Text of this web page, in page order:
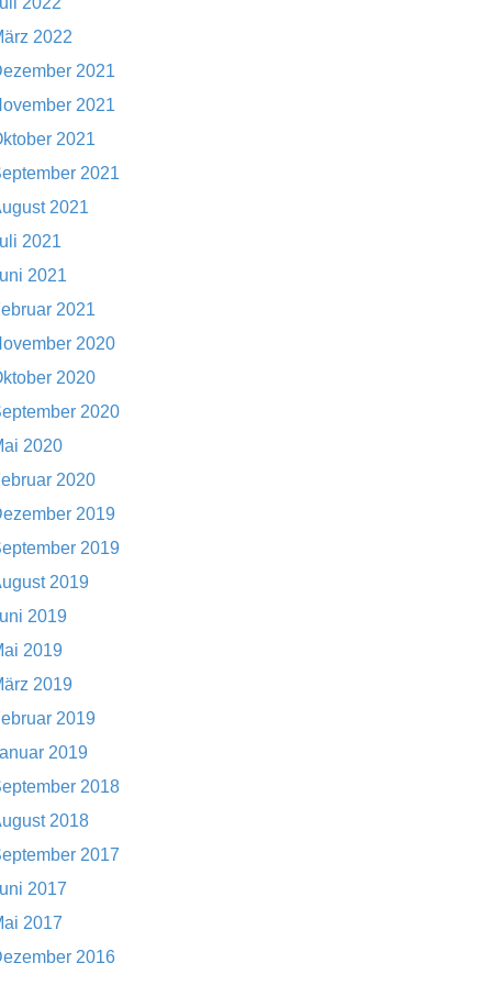
2022
2021
2021
2021
2021
2021
2021
2021
2021
2020
2020
2020
2020
2020
2019
2019
2019
2019
2019
2019
2019
2019
2018
2018
2017
2017
2017
2016